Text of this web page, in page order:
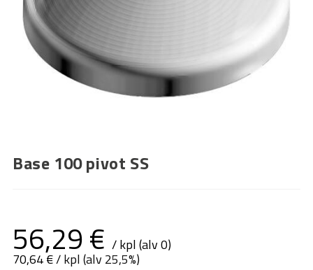
Base 100 pivot SS
56,29€ / kpl (alv 0)
70,64€/ kpl (alv 25,5%)